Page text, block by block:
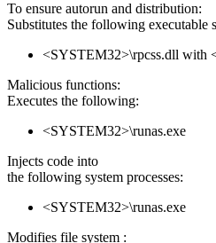
To ensure autorun and distribution:
Substitutes the following executable
<SYSTEM32>\rpcss.dll with
Malicious functions:
Executes the following:
<SYSTEM32>\runas.exe
Injects code into
the following system processes:
<SYSTEM32>\runas.exe
Modifies file system :